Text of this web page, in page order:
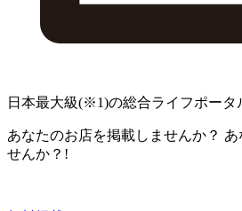
日本最大級(※1)の総合ライフポータ
あなたのお店を掲載しませんか？ あ
せんか？!